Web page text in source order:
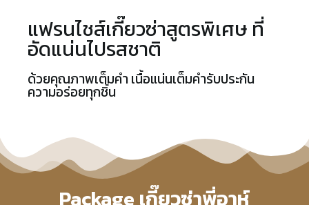
แฟรนไชส์เกี๊ยวซ่าสูตรพิเศษ ที่
อัดแน่นไปรสชาติ
ด้วยคุณภาพเต็มคำ เนื้อแน่นเต็มคำรับประกัน
ความอร่อยทุกชิ้น
Package เกี๊ยวซ่าพี่อาห์